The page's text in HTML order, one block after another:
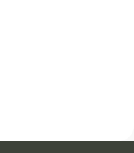
ンテンツ